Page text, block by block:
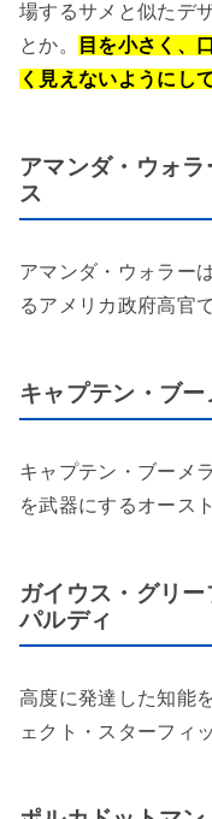
場するサメと似たデ
とか。
目を小さく、
く見えないようにし
アマンダ・ウォ
ス
アマンダ・ウォラー
るアメリカ政府高官で
キャプテン・ブ
キャプテン・ブーメ
を武器にするオース
ガイウス・グリ
パルディ
高度に発達した知能
ェクト・スターフィ